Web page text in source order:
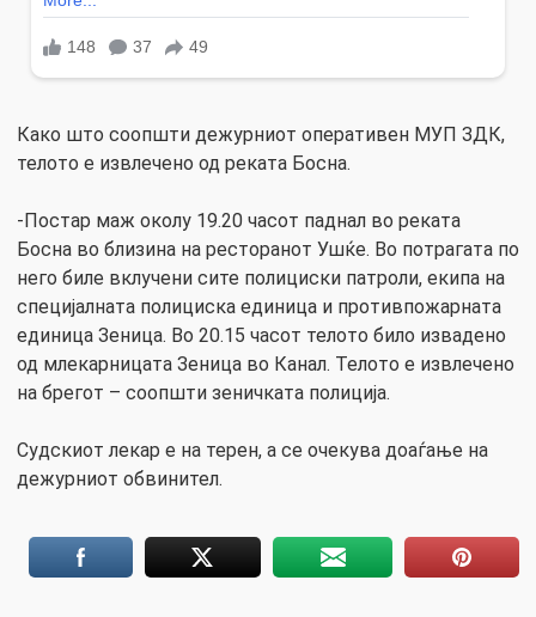
Како што соопшти дежурниот оперативен МУП ЗДК,
телото е извлечено од реката Босна.
-Постар маж околу 19.20 часот паднал во реката
Босна во близина на ресторанот Ушќе. Во потрагата по
него биле вклучени сите полициски патроли, екипа на
специјалната полициска единица и противпожарната
единица Зеница. Во 20.15 часот телото било извадено
од млекарницата Зеница во Канал. Телото е извлечено
на брегот – соопшти зеничката полиција.
Судскиот лекар е на терен, а се очекува доаѓање на
дежурниот обвинител.